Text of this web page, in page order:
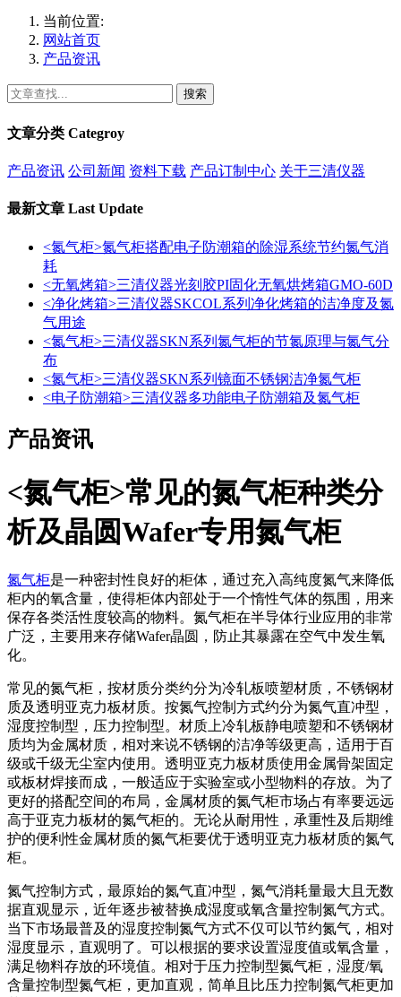
当前位置:
网站首页
产品资讯
搜索
文章分类 Categroy
产品资讯 公司新闻 资料下载 产品订制中心 关于三清仪器
最新文章 Last Update
<氮气柜>氮气柜搭配电子防潮箱的除湿系统节约氮气消
耗
<无氧烤箱>三清仪器光刻胶PI固化无氧烘烤箱GMO-60D
<净化烤箱>三清仪器SKCOL系列净化烤箱的洁净度及氮
气用途
<氮气柜>三清仪器SKN系列氮气柜的节氮原理与氮气分
布
<氮气柜>三清仪器SKN系列镜面不锈钢洁净氮气柜
<电子防潮箱>三清仪器多功能电子防潮箱及氮气柜
产品资讯
<氮气柜>常见的氮气柜种类分
析及晶圆Wafer专用氮气柜
氮气柜是一种密封性良好的柜体，通过充入高纯度氮气来降低
柜内的氧含量，使得柜体内部处于一个惰性气体的氛围，用来
保存各类活性度较高的物料。氮气柜在半导体行业应用的非常
广泛，主要用来存储Wafer晶圆，防止其暴露在空气中发生氧
化。
常见的氮气柜，按材质分类约分为冷轧板喷塑材质，不锈钢材
质及透明亚克力板材质。按氮气控制方式约分为氮气直冲型，
湿度控制型，压力控制型。材质上冷轧板静电喷塑和不锈钢材
质均为金属材质，相对来说不锈钢的洁净等级更高，适用于百
级或千级无尘室内使用。透明亚克力板材质使用金属骨架固定
或板材焊接而成，一般适应于实验室或小型物料的存放。为了
更好的搭配空间的布局，金属材质的氮气柜市场占有率要远远
高于亚克力板材的氮气柜的。无论从耐用性，承重性及后期维
护的便利性金属材质的氮气柜要优于透明亚克力板材质的氮气
柜。
氮气控制方式，最原始的氮气直冲型，氮气消耗量最大且无数
据直观显示，近年逐步被替换成湿度或氧含量控制氮气方式。
当下市场最普及的湿度控制氮气方式不仅可以节约氮气，相对
湿度显示，直观明了。可以根据的要求设置湿度值或氧含量，
满足物料存放的环境值。相对于压力控制型氮气柜，湿度/氧
含量控制型氮气柜，更加直观，简单且比压力控制氮气柜更加